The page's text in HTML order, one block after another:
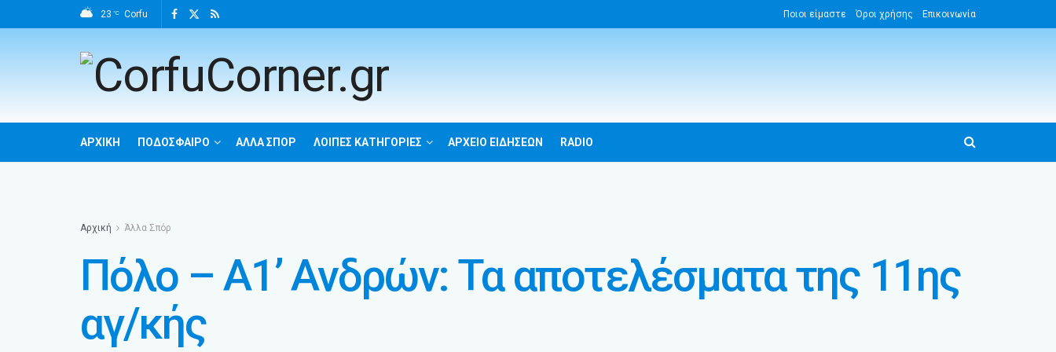
23 °C Corfu Ποιοι είμαστε Όροι χρήσης Επικοινωνία
ΑΡΧΙΚΉ ΠΟΔΌΣΦΑΙΡΟ ΆΛΛΑ ΣΠΌΡ ΛΟΙΠΈΣ ΚΑΤΗΓΟΡΊΕΣ ΑΡΧΕΊΟ ΕΙΔΉΣΕΩΝ RADIO
Αρχική Άλλα Σπόρ
Πόλο – Α1’ Ανδρών: Τα αποτελέσματα της 11ης
αγ/κής